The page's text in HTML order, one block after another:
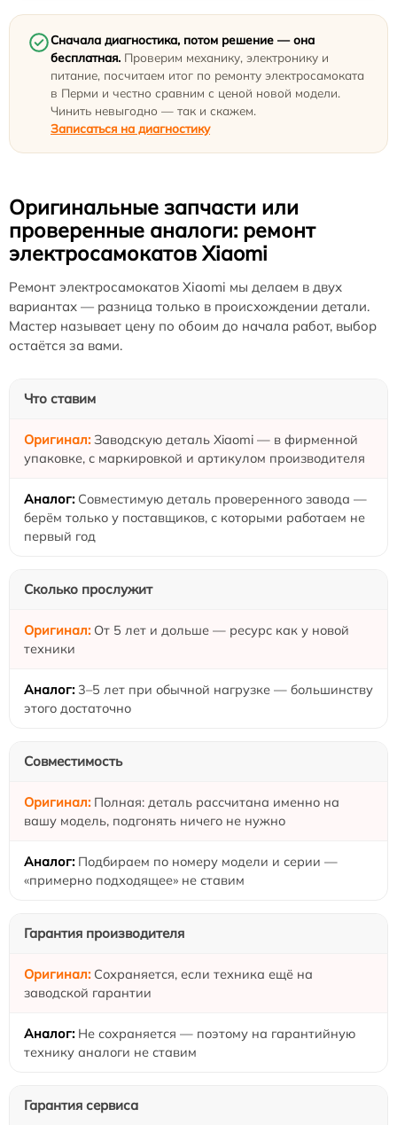
Сначала диагностика, потом решение — она
бесплатная. Проверим механику, электронику и
питание, посчитаем итог по ремонту электросамоката
в Перми и честно сравним с ценой новой модели.
Чинить невыгодно — так и скажем.
Записаться на диагностику
Оригинальные запчасти или
проверенные аналоги: ремонт
электросамокатов Xiaomi
Ремонт электросамокатов Xiaomi мы делаем в двух
вариантах — разница только в происхождении детали.
Мастер называет цену по обоим до начала работ, выбор
остаётся за вами.
Что ставим
Заводскую деталь Xiaomi — в фирменной
упаковке, с маркировкой и артикулом производителя
Совместимую деталь проверенного завода —
берём только у поставщиков, с которыми работаем не
первый год
Сколько прослужит
От 5 лет и дольше — ресурс как у новой
техники
3–5 лет при обычной нагрузке — большинству
этого достаточно
Совместимость
Полная: деталь рассчитана именно на
вашу модель, подгонять ничего не нужно
Подбираем по номеру модели и серии —
«примерно подходящее» не ставим
Гарантия производителя
Сохраняется, если техника ещё на
заводской гарантии
Не сохраняется — поэтому на гарантийную
технику аналоги не ставим
Гарантия сервиса